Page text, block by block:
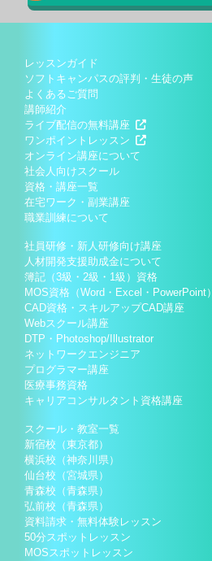
レッスンガイド
ソフトキャンパスの評判・生徒の声
よくあるご質問
講師紹介
ライブ配信の無料講座
ワンポイントレッスン
オンライン講座について
社会人向けスクール
資格・講座一覧
在宅ワーク・副業講座
職業訓練について
社員研修・新人研修向け講座
人材開発支援助成金について
簿記（3級・2級・1級）資格
MOS資格（Word・Excel・PowerPoint）
CAD資格・スキルアップCAD講座
Webスクール講座
DTP・Photoshop/Illustrator
ネットワークエンジニア
プログラマー講座
医療事務資格
キャリアコンサルタント資格講座
スクール・教室一覧
新宿校（東京都）
横浜校（神奈川県）
仙台校（宮城県）
青森校（青森県）
弘前校（青森県）
資料請求・無料体験レッスン
50分スポットレッスン
MOSスポットレッスン